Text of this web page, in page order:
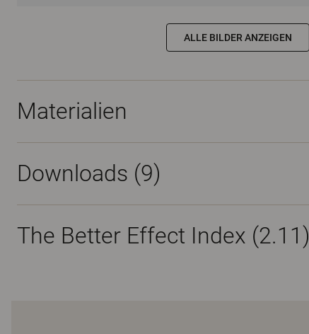
ALLE BILDER ANZEIGEN
Materialien
Downloads (9)
The Better Effect Index (2.11)